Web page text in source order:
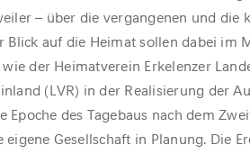
– über die vergangenen und die
Blick auf die Heimat sollen dabei im
der Heimatverein Erkelenzer
(LVR) in der Realisierung der
des Tagebaus nach dem
Gesellschaft in Planung. Die